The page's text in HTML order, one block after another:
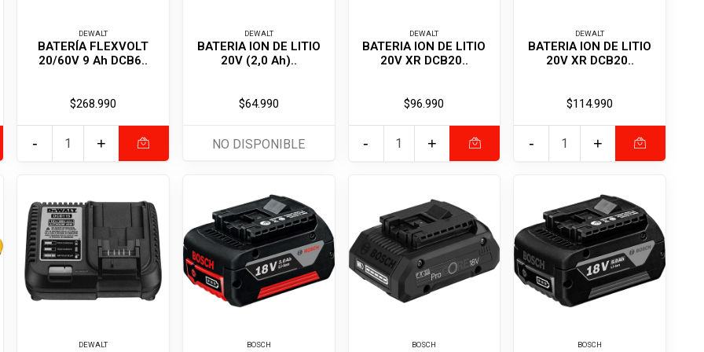
DEWALT
BATERÍA FLEXVOLT
20/60V 9 Ah DCB6..
$268.990
+
-
DEWALT
BATERIA ION DE LITIO
20V (2,0 Ah)..
$64.990
NO DISPONIBLE
DEWALT
BATERIA ION DE LITIO
20V XR DCB20..
$96.990
+
-
DEWALT
BATERIA ION DE LITIO
20V XR DCB20..
$114.990
+
-
DEWALT BOSCH BOSCH BOSCH